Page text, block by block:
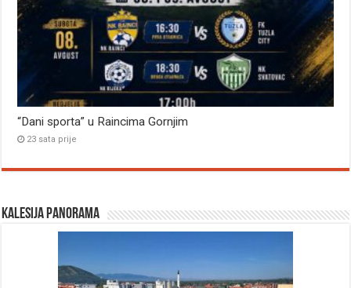
“Dani sporta” u Raincima Gornjim
23 sata prije
Kalesija panorama